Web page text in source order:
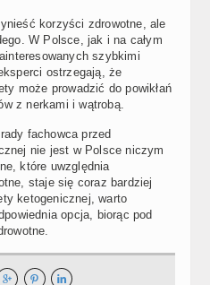
korzyści zdrowotne, ale
W Polsce, jak i na całym
szybkimi
ostrzegają, że
może prowadzić do powikłań
z nerkami i wątrobą.
fachowca przed
nie jest w Polsce niczym
które uwzględnia
staje się coraz bardziej
ketogenicznej, warto
opcja, biorąc pod
  